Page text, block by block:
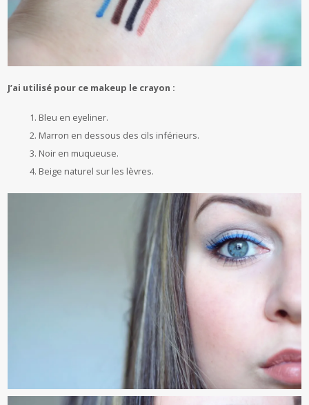
J’ai utilisé pour ce makeup le crayon :
Bleu en eyeliner.
Marron en dessous des cils inférieurs.
Noir en muqueuse.
Beige naturel sur les lèvres.